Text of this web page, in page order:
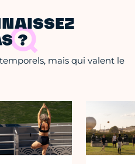
?
mais qui valent le